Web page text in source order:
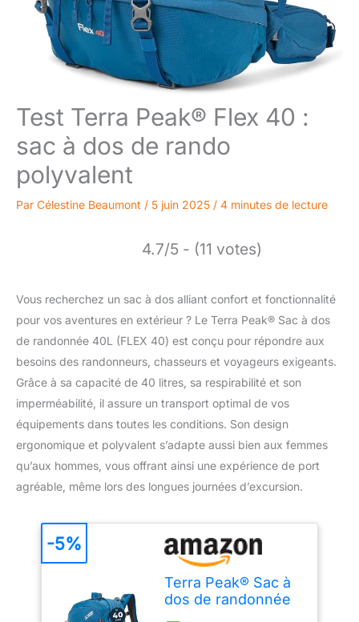
Test Terra Peak® Flex 40 :
sac à dos de rando
polyvalent
Par Célestine Beaumont / 5 juin 2025 / 4 minutes de lecture
4.7/5 - (11 votes)
Vous recherchez un sac à dos alliant confort et fonctionnalité
pour vos aventures en extérieur ? Le Terra Peak® Sac à dos
de randonnée 40L (FLEX 40) est conçu pour répondre aux
besoins des randonneurs, chasseurs et voyageurs exigeants.
Grâce à sa capacité de 40 litres, sa respirabilité et son
imperméabilité, il assure un transport optimal de vos
équipements dans toutes les conditions. Son design
ergonomique et polyvalent s’adapte aussi bien aux femmes
qu’aux hommes, vous offrant ainsi une expérience de port
agréable, même lors des longues journées d’excursion.
Terra Peak® Sac à
dos de randonnée
-5%